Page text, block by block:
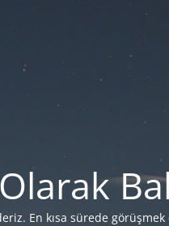
En kısa sürede